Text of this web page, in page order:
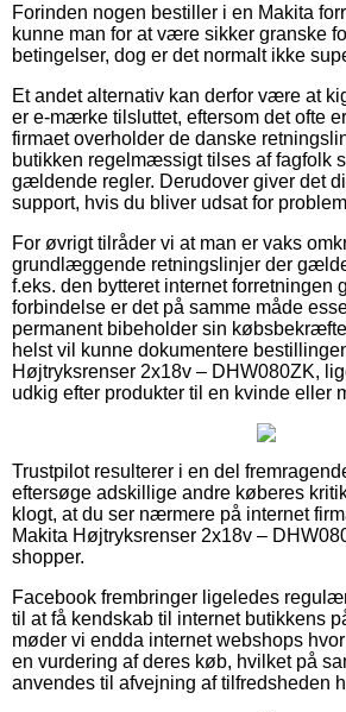
Forinden nogen bestiller i en Makita
kunne man for at være sikker granske
betingelser, dog er det normalt ikke
Et andet alternativ kan derfor være at
er e-mærke tilsluttet, eftersom det ofte
firmaet overholder de danske
butikken regelmæssigt tilses af fagfolk
gældende regler. Derudover giver det
support, hvis du bliver udsat for
For øvrigt tilråder vi at man er vaks
grundlæggende retningslinjer der
f.eks. den bytteret internet forretningen
forbindelse er det på samme måde
permanent bibeholder sin
helst vil kunne dokumentere
Højtryksrenser 2x18v – DHW080ZK,
udkig efter produkter til en kvinde eller
Trustpilot resulterer i en del
eftersøge adskillige andre køberes
klogt, at du ser nærmere på internet
Makita Højtryksrenser 2x18v –
shopper.
Facebook frembringer ligeledes
til at få kendskab til internet butikkens
møder vi endda internet webshops
en vurdering af deres køb, hvilket på
anvendes til afvejning af tilfredsheden